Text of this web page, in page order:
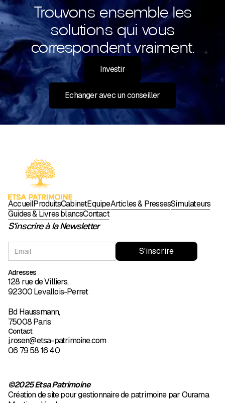
Trouvons ensemble les
solutions qui vous
correspondent vraiment.
Investir
Echanger avec un conseiller
AccueilProduitsCabinetÉquipeArticles & PressesSimulateurs
Guides & Livres blancsContact
S'inscrire à la Newsletter
Adresses
128 rue de Villiers,
92300 Levallois-Perret
Bd Haussmann,
75008 Paris
Contact
j.rosen@etsa-patrimoine.com
06 79 58 16 40
©2025 Etsa Patrimoine
Création de site pour gestionnaire de patrimoine par Ourama